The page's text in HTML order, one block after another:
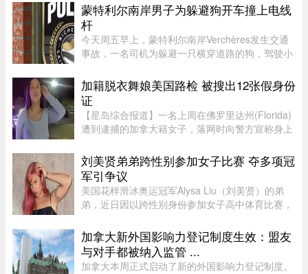
蒙特利尔南岸男子为躲避狗开车撞上电线
杆
今天周五早上，蒙特利尔南岸Verchères发生交通
事故，一名司机为躲避一只横穿道路的狗，驾驶小
故发生在上午7点左右，受影响路段位于Saint-
Alexandre街与Calixa-Lavallé ...
加籍脱衣舞娘美国路检 被搜出12张假身份
证
【星岛综合报道】一名上周在佛罗里达州(Florida)
遭到逮捕的加拿大籍女子，落网时向警方宣称身上
了更惊人的内幕，据称警方其后在她后车箱里发现
的12张假身份证。据《国 ...
刘美贤弟弟跨性别参加女子比赛 夺多项冠
军引争议
美国花样滑冰奥运冠军Alysa Liu（刘美贤）的弟
弟，近日因以跨性别身份参加女子高中体育比赛，
Joshua，后来认同为女性，并开始代表加州高中参
加女子体育赛事。自2025 ...
加拿大新外国影响力登记制度生效：盟友
与对手都被纳入监管 ...
加拿大本周正式启动了新的外国影响力登记制度。